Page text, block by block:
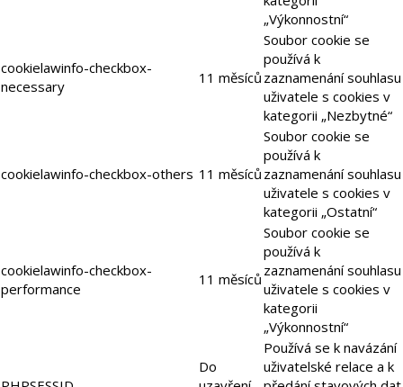
„Výkonnostní“
cookielawinfo-checkbox-
necessary
11 měsíců
Soubor cookie se
používá k
zaznamenání souhlasu
uživatele s cookies v
kategorii „Nezbytné“
cookielawinfo-checkbox-others 11 měsíců
Soubor cookie se
používá k
zaznamenání souhlasu
uživatele s cookies v
kategorii „Ostatní“
cookielawinfo-checkbox-
performance
11 měsíců
Soubor cookie se
používá k
zaznamenání souhlasu
uživatele s cookies v
kategorii
„Výkonnostní“
Do
Používá se k navázání
uživatelské relace a k